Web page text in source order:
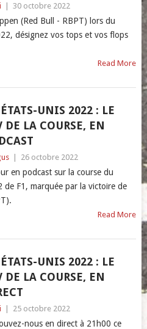
30 octobre 2022
(Red Bull - RBPT) lors du
désignez vos tops et vos flops
Read More
UNIS 2022 : LE
DE LA COURSE, EN
26 octobre 2022
en podcast sur la course du
F1, marquée par la victoire de
Read More
UNIS 2022 : LE
DE LA COURSE, EN
25 octobre 2022
nous en direct à 21h00 ce